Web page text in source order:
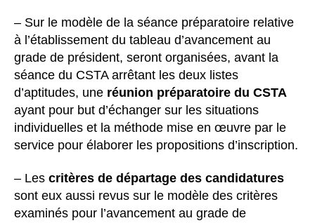
– Sur le modèle de la séance préparatoire relative
à l’établissement du tableau d’avancement au
grade de président, seront organisées, avant la
séance du CSTA arrêtant les deux listes
d’aptitudes, une réunion préparatoire du CSTA
ayant pour but d’échanger sur les situations
individuelles et la méthode mise en œuvre par le
service pour élaborer les propositions d’inscription.
– Les critères de départage des candidatures
sont eux aussi revus sur le modèle des critères
examinés pour l’avancement au grade de